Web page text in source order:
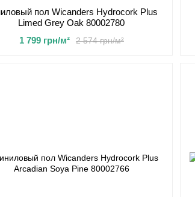
пол Wicanders Hydrocork Plus
Limed Grey Oak 80002780
2 574 грн/м²
1 799 грн/м²